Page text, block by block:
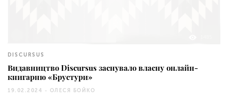
DISCURSUS
Видавництво Discursus заснувало власну онлайн-
книгарню «Брустури»
19.02.2024 - ОЛЕСЯ БОЙКО